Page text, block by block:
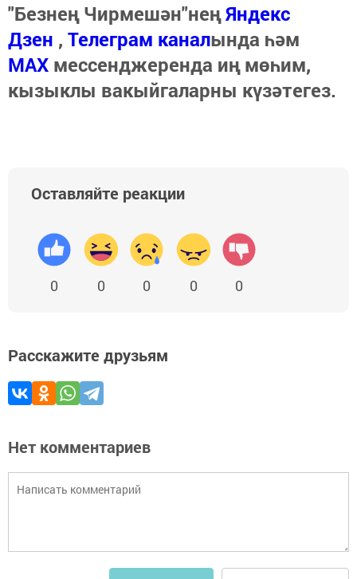
"Безнең Чирмешән"неңЯндекс
Дзен , Телеграм каналында һәм
МАХ мессенджеренда иң мөһим,
кызыклы вакыйгаларны күзәтегез.
Оставляйте реакции
0 0 0 0 0
Расскажите друзьям
Нет комментариев